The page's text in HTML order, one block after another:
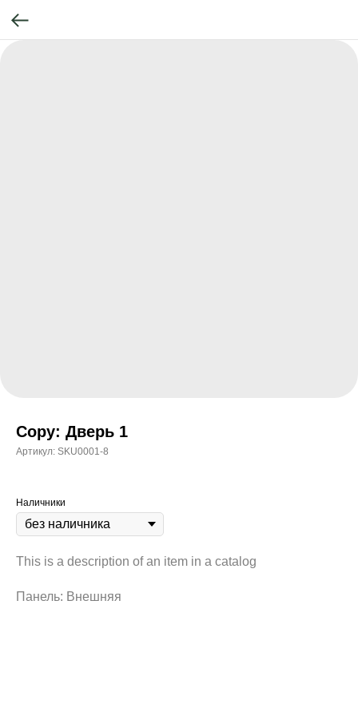
Copy: Дверь 1
Артикул: SKU0001-8
Наличники
This is a description of an item in a catalog
Панель: Внешняя